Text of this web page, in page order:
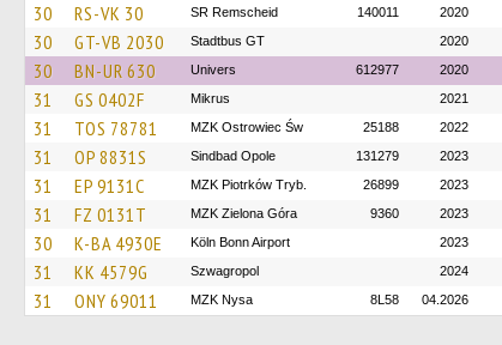
30 RS-VK 30 SR Remscheid 140011 2020
30 GT-VB 2030 Stadtbus GT 2020
30 BN-UR 630 Univers 612977 2020
31 GS 0402F Mikrus 2021
31 TOS 78781 MZK Ostrowiec Św 25188 2022
31 OP 8831S Sindbad Opole 131279 2023
31 EP 9131C MZK Piotrków Tryb. 26899 2023
31 FZ 0131T MZK Zielona Góra 9360 2023
30 K-BA 4930E Köln Bonn Airport 2023
31 KK 4579G Szwagropol 2024
31 ONY 69011 MZK Nysa 8L58 04.2026